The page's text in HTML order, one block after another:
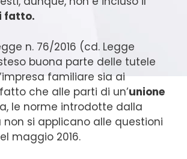
fatto.
n. 76/2016 (cd. Legge
buona parte delle tutele
familiare sia ai
che alle parti di un’unione
le norme introdotte dalla
non si applicano alle questioni
maggio 2016.